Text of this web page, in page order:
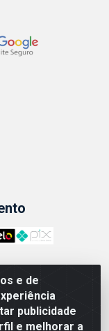
e de
publicidade
e melhorar a
- CNPJ:
1045 -
21020-124